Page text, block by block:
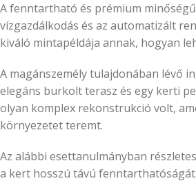
A fenntartható és prémium
vízgazdálkodás és az automatizált
kiváló mintapéldája annak, hogyan
A magánszemély tulajdonában lévő
elegáns burkolt terasz és egy kerti
olyan komplex rekonstrukció volt,
környezetet teremt.
Az alábbi esettanulmányban
a kert hosszú távú fenntarthatóságát.